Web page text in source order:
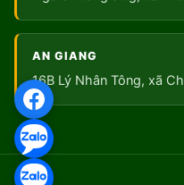
AN GIANG
16B Lý Nhân Tông, xã